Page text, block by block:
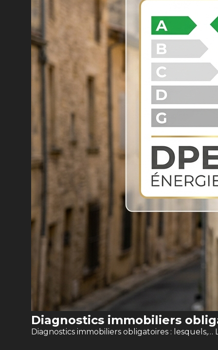
Diagnostics immobiliers
Diagnostics immobiliers obligatoires : lesquels,…